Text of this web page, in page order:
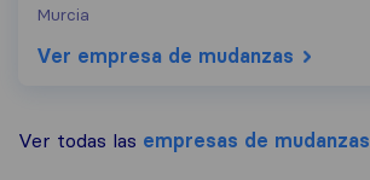
Murcia
Ver empresa de mudanzas
Ver todas las empresas de mudanzas